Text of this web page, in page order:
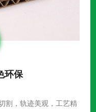
环保
割，轨迹美观，工艺精